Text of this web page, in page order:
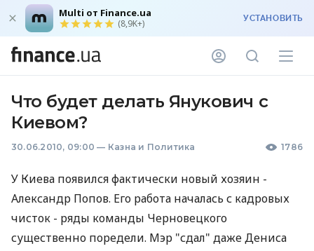
Multi от Finance.ua
(8,9K+) УСТАНОВИТЬ
Что будет делать Янукович с
Киевом?
30.06.2010, 09:00 — Казна и Политика 1786
У Киева появился фактически новый хозяин -
Александр Попов. Его работа началась с кадровых
чисток - ряды команды Черновецкого
существенно поредели. Мэр "сдал" даже Дениса